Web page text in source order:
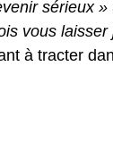
sérieux »
vous laisser
à tracter